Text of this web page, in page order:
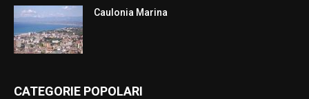
Caulonia Marina
CATEGORIE POPOLARI